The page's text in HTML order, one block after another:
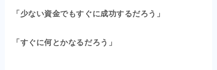
「少ない資金でもすぐに成功するだろう」
「すぐに何とかなるだろう」